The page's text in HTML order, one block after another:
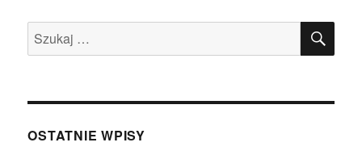
Szukaj:
OSTATNIE WPISY